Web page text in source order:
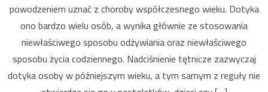
powodzeniem uznać z choroby współczesnego wieku. Dotyka
ono bardzo wielu osób, a wynika głównie ze stosowania
niewłaściwego sposobu odżywiania oraz niewłaściwego
sposobu życia codziennego. Nadciśnienie tętnicze zazwyczaj
dotyka osoby w późniejszym wieku, a tym samym z reguły nie